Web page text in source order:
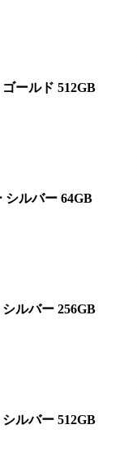
ールド 512GB
シルバー 64GB
ルバー 256GB
ルバー 512GB